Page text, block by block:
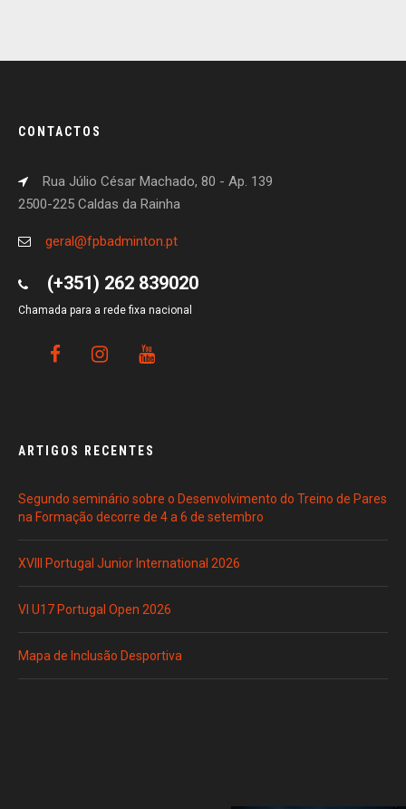
CONTACTOS
Rua Júlio César Machado, 80 - Ap. 139
2500-225 Caldas da Rainha
geral@fpbadminton.pt
(+351) 262 839020
Chamada para a rede fixa nacional
ARTIGOS RECENTES
Segundo seminário sobre o Desenvolvimento do Treino de Pares
na Formação decorre de 4 a 6 de setembro
XVIII Portugal Junior International 2026
VI U17 Portugal Open 2026
Mapa de Inclusão Desportiva